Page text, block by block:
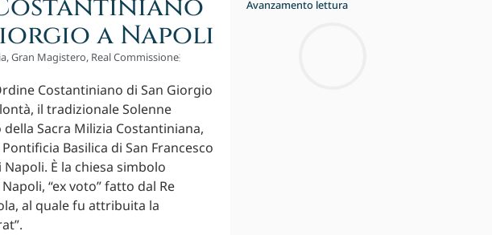
a Napoli
,Gran Magistero, Real Commissione
Costantiniano di San Giorgio
il tradizionale Solenne
Sacra Milizia Costantiniana,
Basilica di San Francesco
È la chiesa simbolo
“ex voto” fatto dal Re
al quale fu attribuita la
Avanzamento lettura